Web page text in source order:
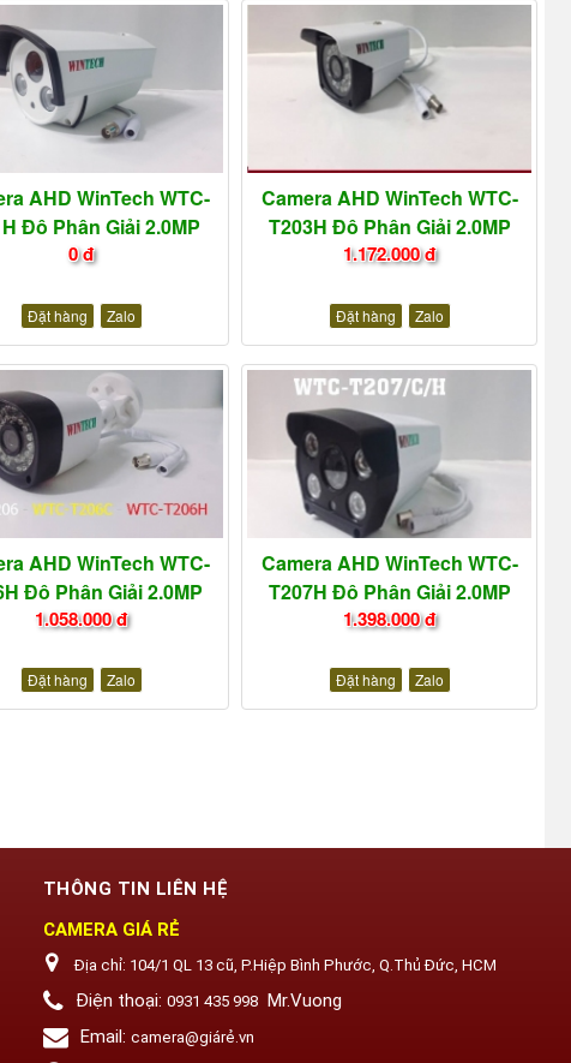
AHD WinTech WTC-
Độ Phân Giải 2.0MP
0 đ
Đặt hàng Zalo
Camera AHD WinTech WTC-
T203H Độ Phân Giải 2.0MP
1.172.000 đ
Đặt hàng Zalo
AHD WinTech WTC-
Độ Phân Giải 2.0MP
1.058.000 đ
Đặt hàng Zalo
Camera AHD WinTech WTC-
T207H Độ Phân Giải 2.0MP
1.398.000 đ
Đặt hàng Zalo
THÔNG TIN LIÊN HỆ
CAMERA GIÁ RẺ
Địa chỉ: 104/1 QL 13 cũ, P.Hiệp Bình Phước, Q.Thủ Đức, HCM
Điện thoại: 0931 435 998 Mr.Vuong
Email: camera@giárẻ.vn